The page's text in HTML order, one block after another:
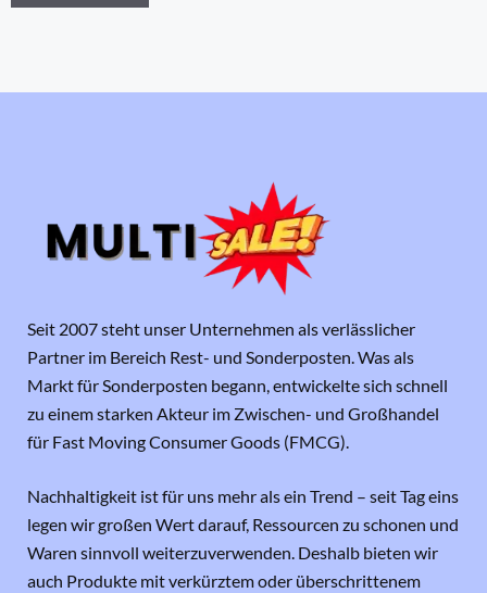
Seit 2007 steht unser Unternehmen als verlässlicher
Partner im Bereich Rest- und Sonderposten. Was als
Markt für Sonderposten begann, entwickelte sich schnell
zu einem starken Akteur im Zwischen- und Großhandel
für Fast Moving Consumer Goods (FMCG).
Nachhaltigkeit ist für uns mehr als ein Trend – seit Tag eins
legen wir großen Wert darauf, Ressourcen zu schonen und
Waren sinnvoll weiterzuverwenden. Deshalb bieten wir
auch Produkte mit verkürztem oder überschrittenem